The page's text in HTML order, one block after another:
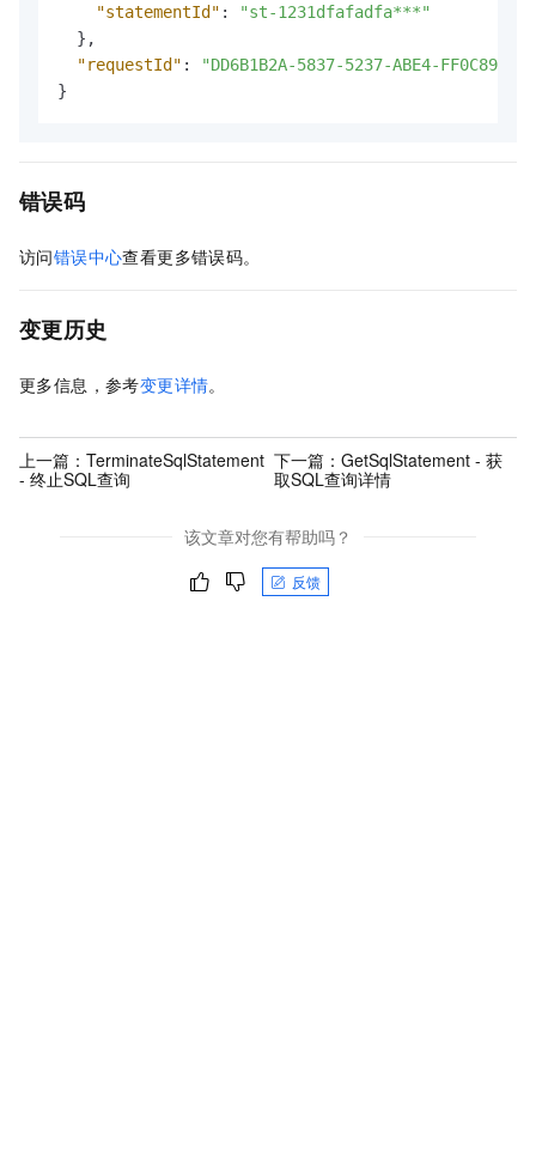
"statementId" :
"st-1231dfafadfa***"
} ,
"requestId" :
"DD6B1B2A-5837-5237-ABE4-
}
错误码
访问错误中心查看更多错误码。
变更历史
更多信息，参考变更详情。
上一篇： TerminateSqlStatement
- 终止SQL查询
下一篇： GetSqlStatement - 获
取SQL查询详情
该文章对您有帮助吗？
反馈